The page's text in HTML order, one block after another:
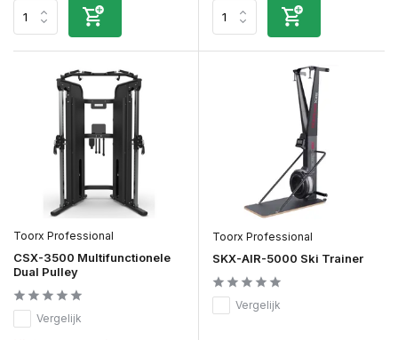
Toorx Professional
CSX-3500 Multifunctionele
Dual Pulley
Vergelijk
Toorx Professional
SKX-AIR-5000 Ski Trainer
Vergelijk